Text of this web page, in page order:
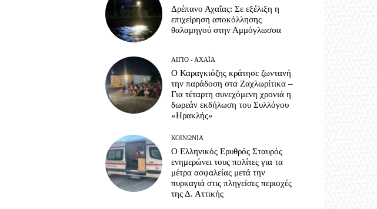
Δρέπανο Αχαΐας: Σε εξέλιξη η
επιχείρηση αποκόλλησης
θαλαμηγού στην Αμμόγλωσσα
ΑΊΓΙΟ - ΑΧΑΪ́Α
Ο Καραγκιόζης κράτησε ζωντανή
την παράδοση στα Ζαχλωρίτικα –
Για τέταρτη συνεχόμενη χρονιά η
δωρεάν εκδήλωση του Συλλόγου
«Ηρακλής»
ΚΟΙΝΩΝΊΑ
Ο Ελληνικός Ερυθρός Σταυρός
ενημερώνει τους πολίτες για τα
μέτρα ασφαλείας μετά την
πυρκαγιά στις πληγείσες περιοχές
της Δ. Αττικής